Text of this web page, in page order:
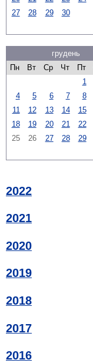
27
28 29 30
грудень
Пн
Вт Ср Чт Пт
1
4
5 6 7 8
11
12 13 14 15
18
19 20 21 22
25
26 27 28 29
2022
2021
2020
2019
2018
2017
2016